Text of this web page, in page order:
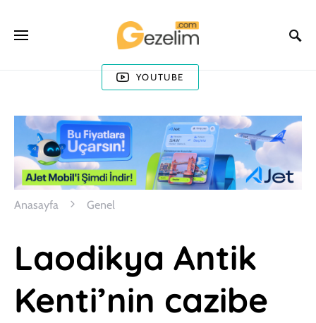
YOUTUBE
Anasayfa Genel
Laodikya Antik
Kenti’nin cazibe